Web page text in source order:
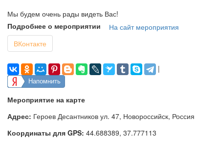
Мы будем очень рады видеть Вас!
Подробнее о мероприятии
На сайт мероприятия
ВКонтакте
|
Напомнить
Мероприятие на карте
Адрес: Героев Десантников ул. 47, Новороссийск, Россия
Координаты для GPS: 44.688389, 37.777113